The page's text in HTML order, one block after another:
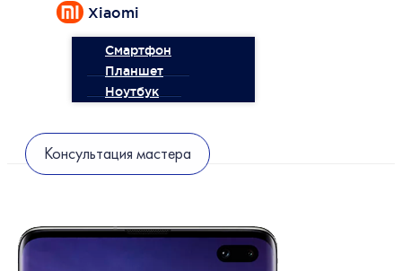
Xiaomi
Смартфон
Планшет
Ноутбук
Консультация мастера